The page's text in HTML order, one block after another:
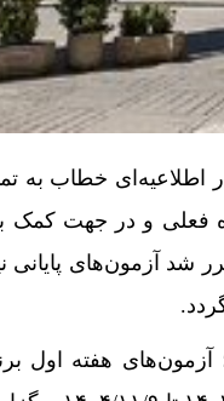
در اطلاعیه‌ای خطاب
فعلی و در جهت کمک